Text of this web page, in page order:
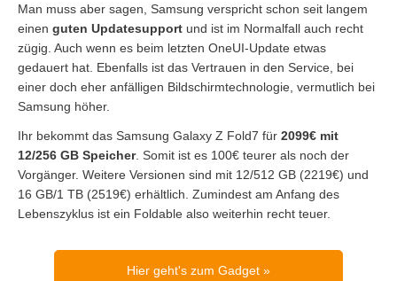
Man muss aber sagen, Samsung verspricht schon seit langem
einen guten Updatesupport und ist im Normalfall auch recht
zügig. Auch wenn es beim letzten OneUI-Update etwas
gedauert hat. Ebenfalls ist das Vertrauen in den Service, bei
einer doch eher anfälligen Bildschirmtechnologie, vermutlich bei
Samsung höher.
Ihr bekommt das Samsung Galaxy Z Fold7 für 2099€ mit
12/256 GB Speicher. Somit ist es 100€ teurer als noch der
Vorgänger. Weitere Versionen sind mit 12/512 GB (2219€) und
16 GB/1 TB (2519€) erhältlich. Zumindest am Anfang des
Lebenszyklus ist ein Foldable also weiterhin recht teuer.
Hier geht's zum Gadget